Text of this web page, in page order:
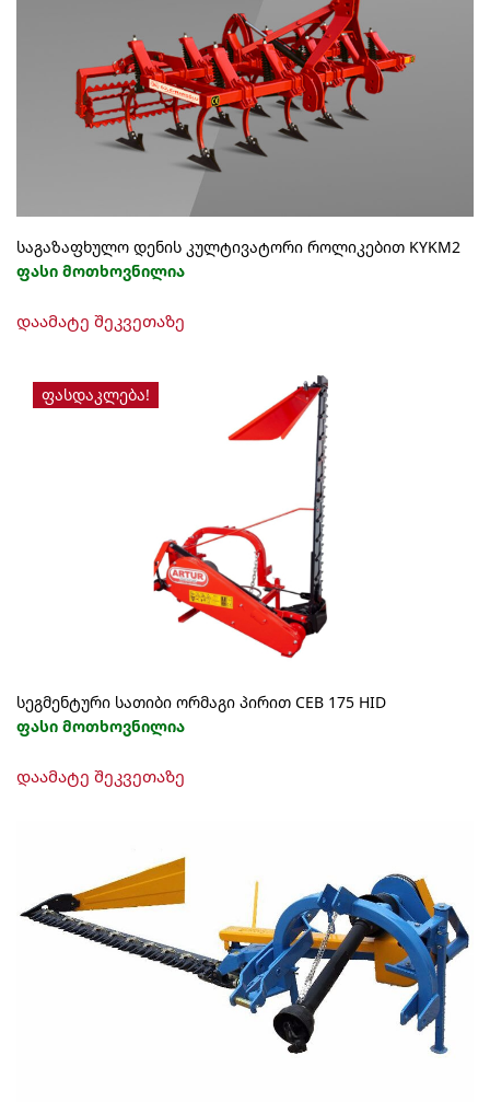
be
chosen
on
the
product
page
საგაზაფხულო დენის კულტივატორი როლიკებით KYKM2
ფასი მოთხოვნილია
დაამატე შეკვეთაზე
ᲤᲐᲡᲓᲐᲙᲚᲔᲑᲐ!
სეგმენტური სათიბი ორმაგი პირით CEB 175 HID
ფასი მოთხოვნილია
დაამატე შეკვეთაზე